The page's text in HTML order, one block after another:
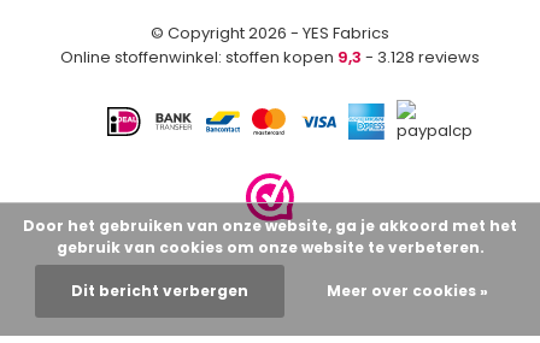
© Copyright 2026 - YES Fabrics
Online stoffenwinkel: stoffen kopen 9,3 - 3.128 reviews
Door het gebruiken van onze website, ga je akkoord met het
gebruik van cookies om onze website te verbeteren.
Dit bericht verbergen Meer over cookies »